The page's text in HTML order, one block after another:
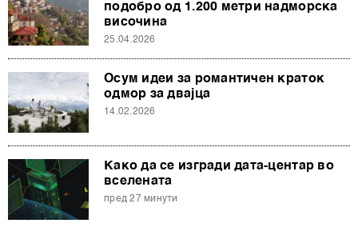
подобро од 1.200 метри надморска
височина
25.04.2026
Осум идеи за романтичен краток
одмор за двајца
14.02.2026
Како да се изгради дата-центар во
вселената
пред 27 минути